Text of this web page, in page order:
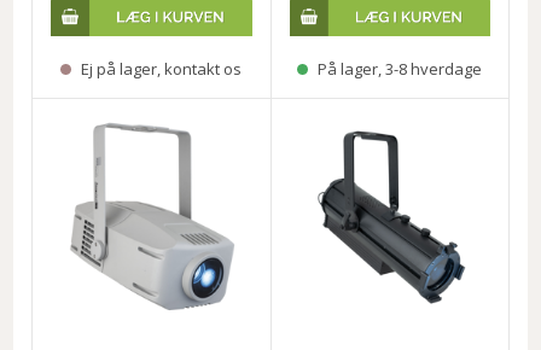
Ej på lager, kontakt os På lager, 3-8 hverdage